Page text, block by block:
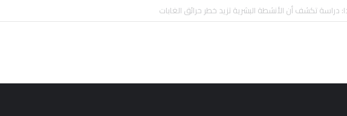
السينمائي المغربي يعلن نتائج الدورة الأولى للجنة الاستشارية المكلفة بإبداء الرأي بشأن تسليم بطاقة